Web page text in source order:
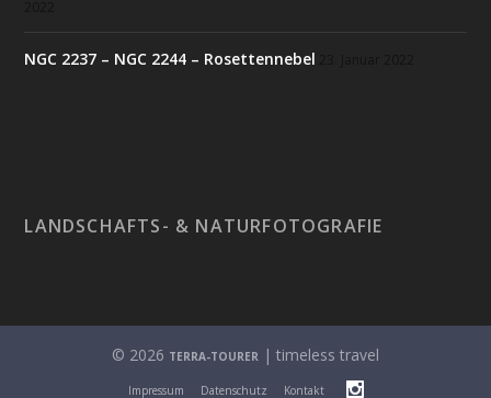
NGC 2237 – NGC 2244 – Rosettennebel
LANDSCHAFTS- & NATURFOTOGRAFIE
© 2026 TERRA-TOURER | timeless travel
Impressum Datenschutz Kontakt